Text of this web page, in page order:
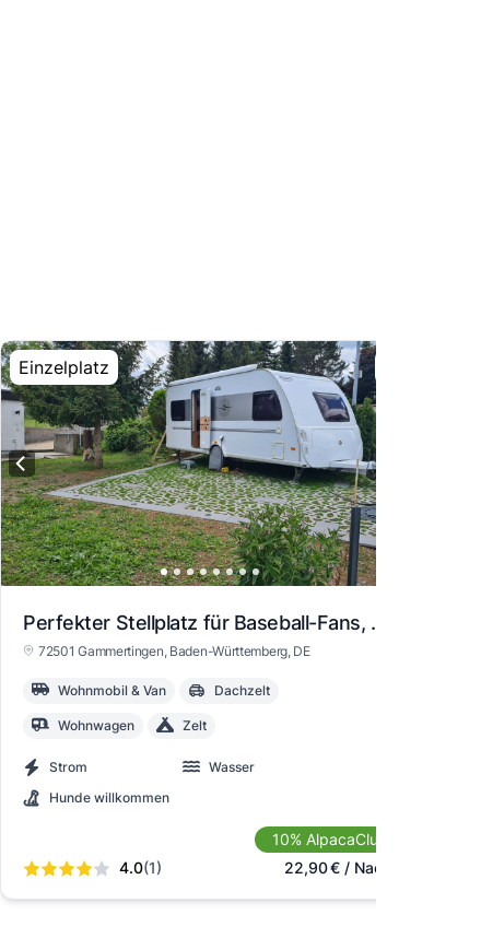
Einzelplatz
Perfekter Stellplatz für Baseball-Fans, Wanderlustige oder Naturliebhaber
72501 Gammertingen , Baden-Württemberg, DE
Wohnmobil & Van Dachzelt
Wohnwagen Zelt
Strom
Wasser
Hunde willkommen
4.0(1)
10% AlpacaClub
22,90€ / Nacht